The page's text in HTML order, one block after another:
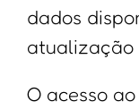
dados
atualização
O acesso